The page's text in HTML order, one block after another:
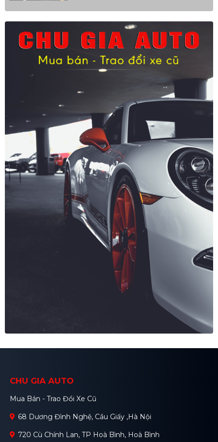
CHU GIA AUTO
Mua Bán - Trao Đổi Xe Cũ
68 Dương Đình Nghệ, Cầu Giấy ,Hà Nội
720 Cù Chính Lan, TP Hoà Bình, Hoà Bình